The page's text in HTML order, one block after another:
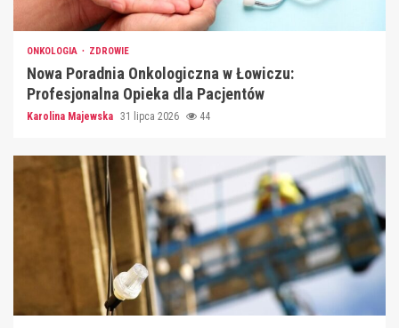
ONKOLOGIA ZDROWIE
Nowa Poradnia Onkologiczna w Łowiczu:
Profesjonalna Opieka dla Pacjentów
Karolina Majewska 31 lipca 2026 44